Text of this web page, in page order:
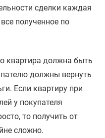
сделки каждая
полученное по
квартира должна быть
должны вернуть
Если квартиру при
у покупателя
то получить от
сложно.